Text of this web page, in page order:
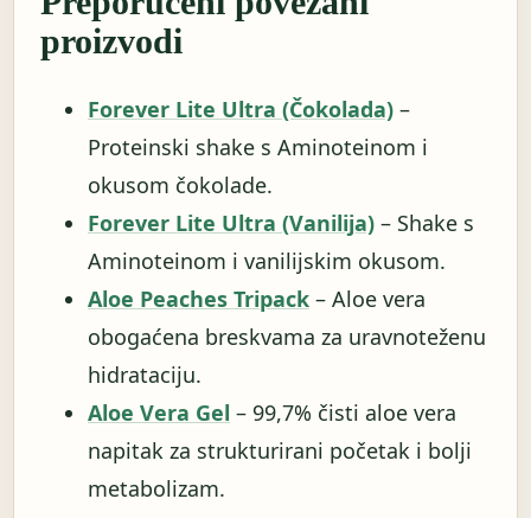
proizvodi
Forever Lite Ultra (Čokolada) –
Proteinski shake s Aminoteinom i
okusom čokolade.
Forever Lite Ultra (Vanilija) – Shake s
Aminoteinom i vanilijskim okusom.
Aloe Peaches Tripack – Aloe vera
obogaćena breskvama za uravnoteženu
hidrataciju.
Aloe Vera Gel – 99,7% čisti aloe vera
napitak za strukturirani početak i bolji
metabolizam.